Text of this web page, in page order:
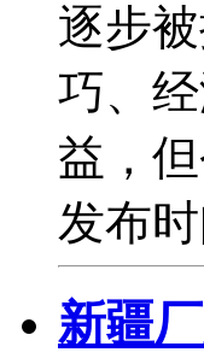
逐步
巧、
益，
发布
新疆